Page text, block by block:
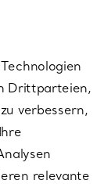
Drittparteien,
verbessern,
relevante